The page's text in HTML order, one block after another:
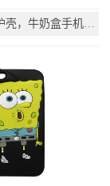
vivo硅胶手机保护壳，牛奶盒手机防摔套-硅胶套